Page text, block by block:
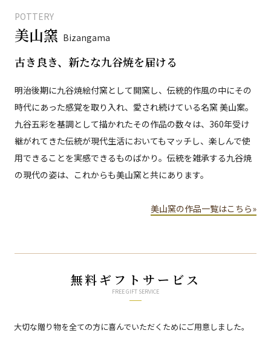
POTTERY
美山窯 Bizangama
古き良き、新たな九谷焼を届ける
明治後期に九谷焼絵付窯として開窯し、伝統的作風の中にその
時代にあった感覚を取り入れ、愛され続けている名窯 美山案。
九谷五彩を基調として描かれたその作品の数々は、360年受け
継がれてきた伝統が現代生活においてもマッチし、楽しんで使
用できることを実感できるものばかり。伝統を雑承する九谷焼
の現代の姿は、これからも美山窯と共にあります。
美山窯の作品一覧はこちら»
無料ギフトサービス
FREE GIFT SERVICE
大切な贈り物を全ての方に喜んでいただくためにご用意しました。